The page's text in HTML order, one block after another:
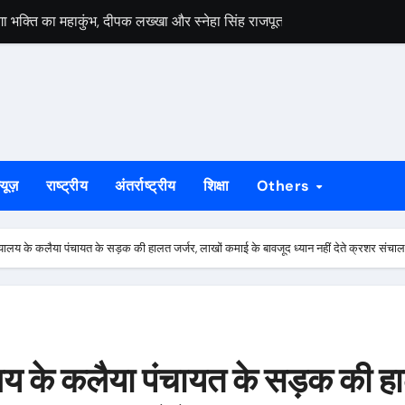
भक्ति का महाकुंभ, दीपक लख्खा और स्नेहा सिंह राजपूत की भजन संध्या होगी
ताकत : सुदेश महतो
1000 कांवरियों का भव्य जत्था, शिव परिवार की झांकी और सांस्कृतिक
भीतर बैठे अनिल महतो की मौत, गांव में मातम
को विधायक सोनाराम सिंकु ने भेंट किए मॉडल नगाड़ा
राष्ट्रीय अंतर्राष्ट्रीय शिक्षा Others
के कलैया पंचायत के सड़क की हालत जर्जर, लाखों कमाई के बावजूद ध्यान नहीं देते क्रशर
के कलैया पंचायत के सड़क की